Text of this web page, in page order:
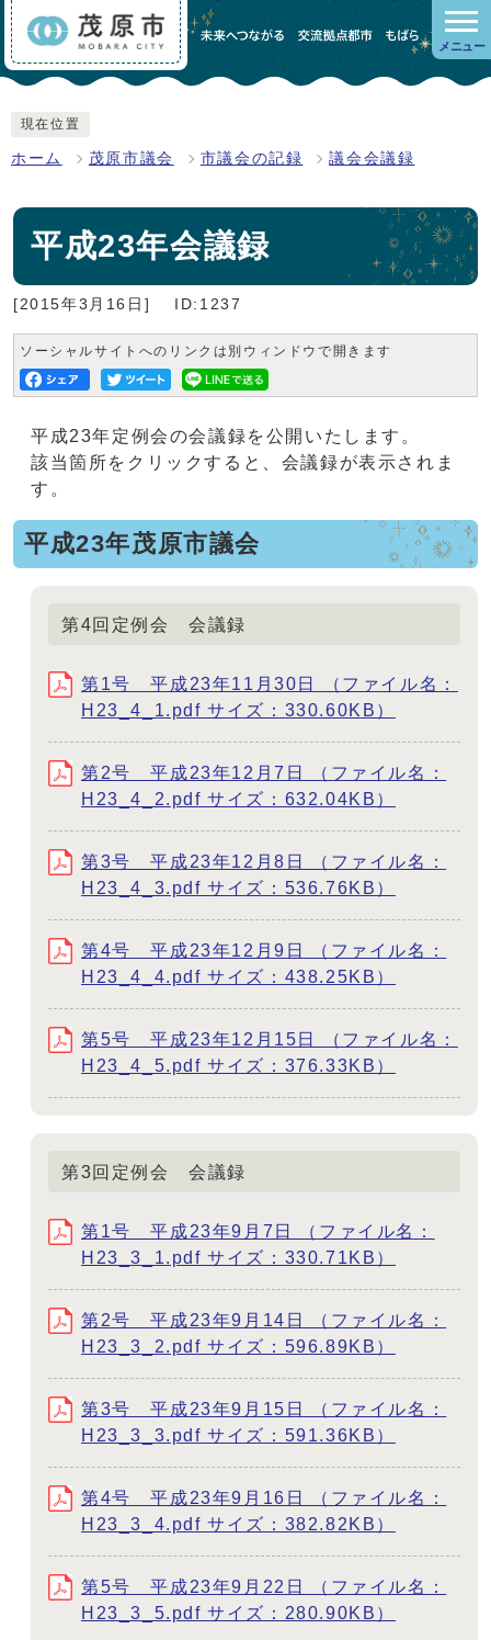
メニュー
現在位置
ホーム 茂原市議会 市議会の記録 議会会議録
平成23年会議録
[2015年3月16日] ID:1237
ソーシャルサイトへのリンクは別ウィンドウで開きます
平成23年定例会の会議録を公開いたします。
該当箇所をクリックすると、会議録が表示されま
す。
平成23年茂原市議会
第4回定例会 会議録
第1号 平成23年11月30日 （ファイル名：
H23_4_1.pdf サイズ：330.60KB）
第2号 平成23年12月7日 （ファイル名：
H23_4_2.pdf サイズ：632.04KB）
第3号 平成23年12月8日 （ファイル名：
H23_4_3.pdf サイズ：536.76KB）
第4号 平成23年12月9日 （ファイル名：
H23_4_4.pdf サイズ：438.25KB）
第5号 平成23年12月15日 （ファイル名：
H23_4_5.pdf サイズ：376.33KB）
第3回定例会 会議録
第1号 平成23年9月7日 （ファイル名：
H23_3_1.pdf サイズ：330.71KB）
第2号 平成23年9月14日 （ファイル名：
H23_3_2.pdf サイズ：596.89KB）
第3号 平成23年9月15日 （ファイル名：
H23_3_3.pdf サイズ：591.36KB）
第4号 平成23年9月16日 （ファイル名：
H23_3_4.pdf サイズ：382.82KB）
第5号 平成23年9月22日 （ファイル名：
H23_3_5.pdf サイズ：280.90KB）